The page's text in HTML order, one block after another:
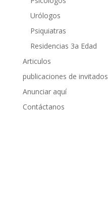
Urólogos
Psiquiatras
Residencias 3a Edad
Articulos
publicaciones de invitados
Anunciar aquí
Contáctanos